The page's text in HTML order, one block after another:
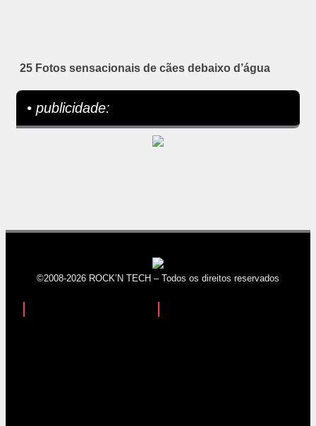
25 Fotos sensacionais de cães debaixo d’água
• publicidade:
©2008-2026 ROCK’N TECH – Todos os direitos reservados